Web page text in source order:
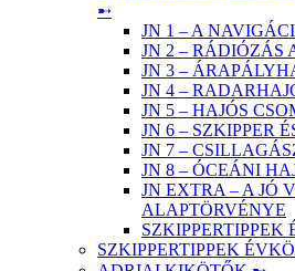
➸
JN 1 – A
JN 2 – RÁDIÓZÁS
JN 3 –
JN 4 –
JN 5 – HAJÓS
JN 6 – SZKIPPER
JN 7 –
JN 8 – ÓCEÁNI
JN EXTRA – A JÓ
ALAPTÖRVÉNYE
SZKIPPERTIPPEK